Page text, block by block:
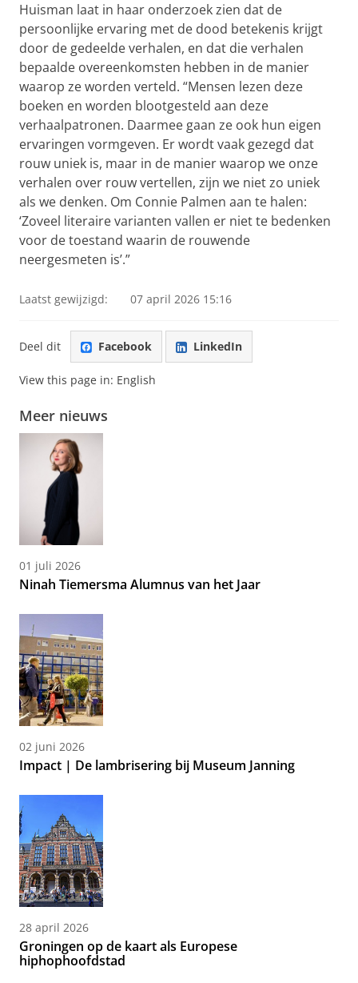
Huisman laat in haar onderzoek zien dat de
persoonlijke ervaring met de dood betekenis krijgt
door de gedeelde verhalen, en dat die verhalen
bepaalde overeenkomsten hebben in de manier
waarop ze worden verteld. “Mensen lezen deze
boeken en worden blootgesteld aan deze
verhaalpatronen. Daarmee gaan ze ook hun eigen
ervaringen vormgeven. Er wordt vaak gezegd dat
rouw uniek is, maar in de manier waarop we onze
verhalen over rouw vertellen, zijn we niet zo uniek
als we denken. Om Connie Palmen aan te halen:
‘Zoveel literaire varianten vallen er niet te bedenken
voor de toestand waarin de rouwende
neergesmeten is’.”
Laatst gewijzigd: 07 april 2026 15:16
Deel dit Facebook LinkedIn
View this page in: English
Meer nieuws
01 juli 2026
Ninah Tiemersma Alumnus van het Jaar
02 juni 2026
Impact | De lambrisering bij Museum Janning
28 april 2026
Groningen op de kaart als Europese
hiphophoofdstad